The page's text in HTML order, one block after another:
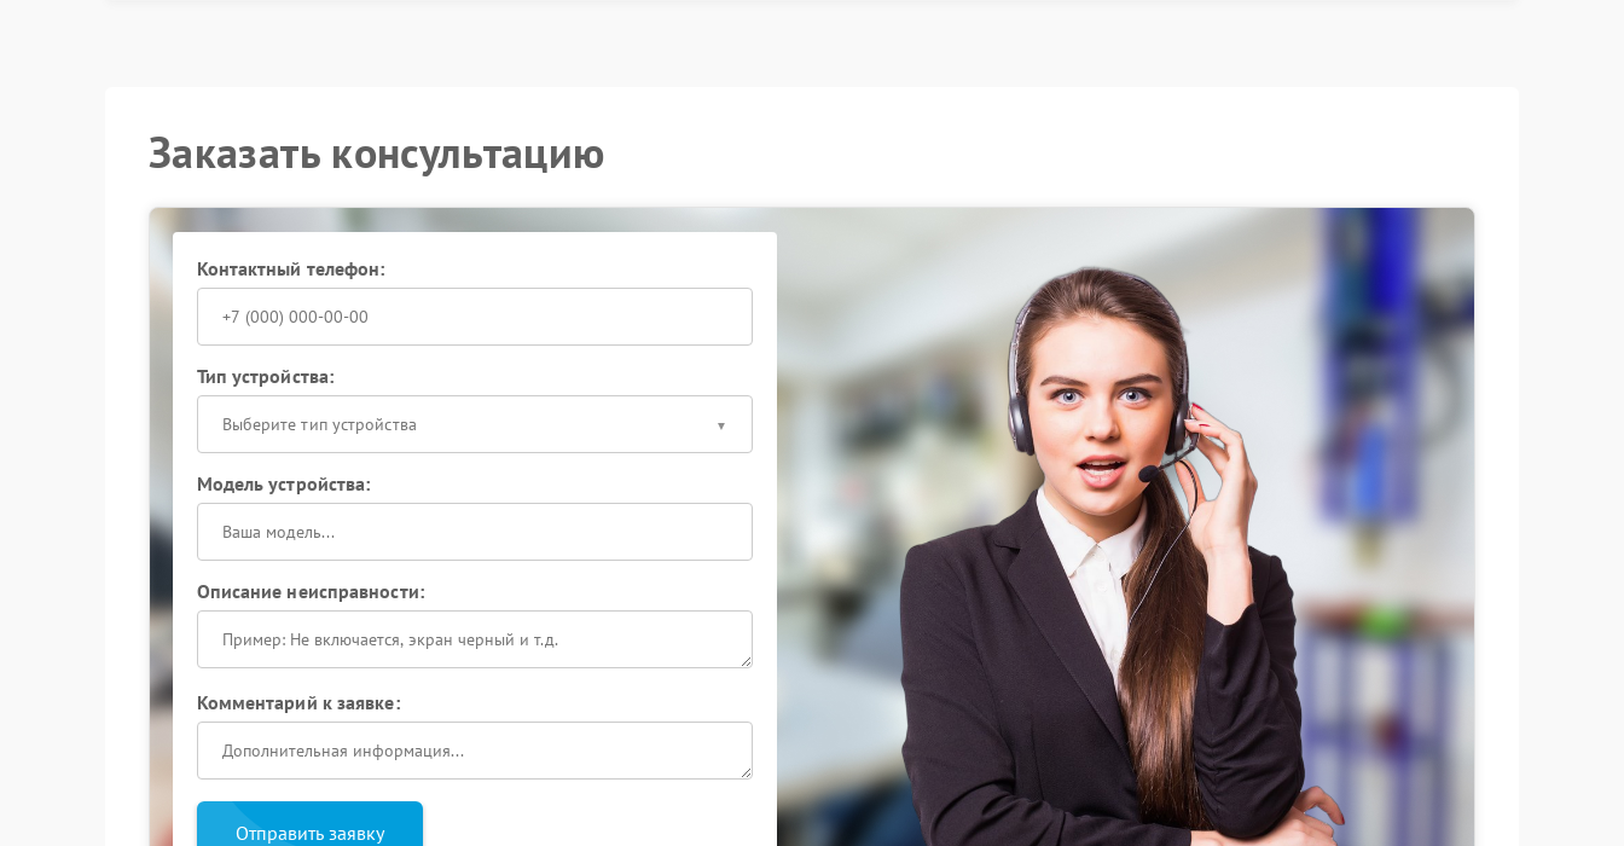
Заказать консультацию
Контактный телефон:
Тип устройства:
Выберите тип устройства
Модель устройства:
Описание неисправности:
Комментарий к заявке:
Отправить заявку